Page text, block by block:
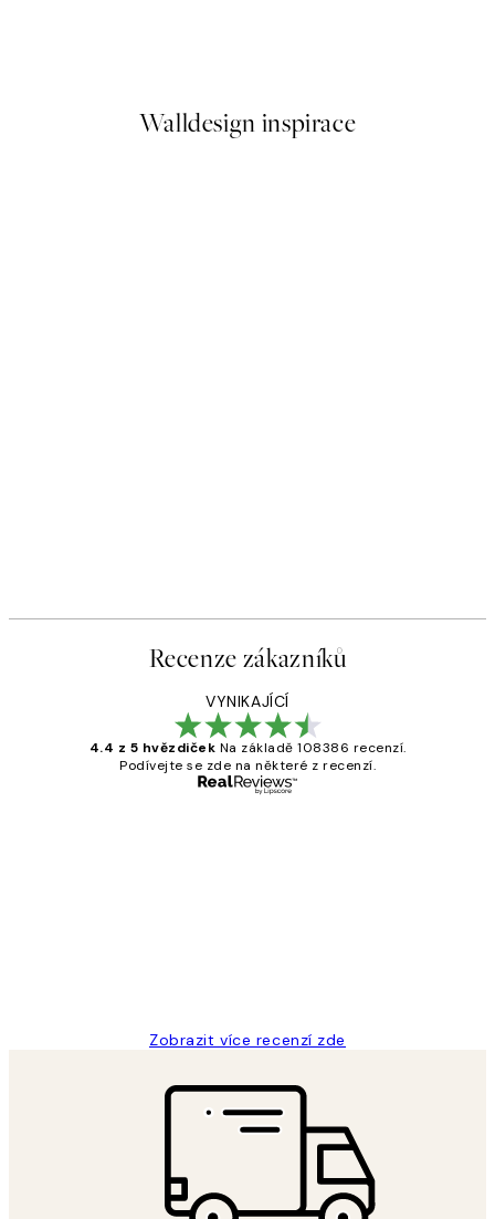
Walldesign inspirace
Recenze zákazníků
VYNIKAJÍCÍ
4.4 z 5 hvězdiček Na základě 108386 recenzí.
Podívejte se zde na některé z recenzí.
Zobrazit více recenzí zde